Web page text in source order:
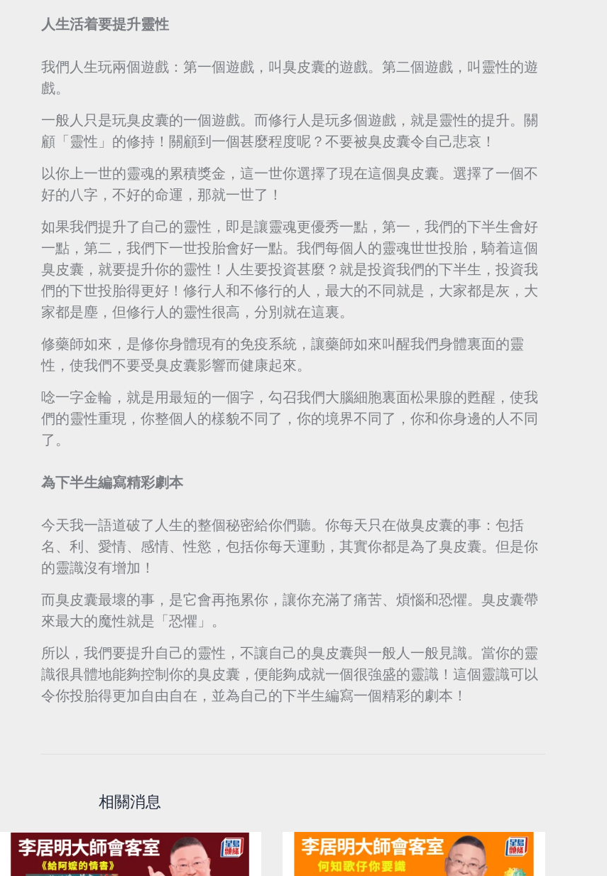
人生活着要提升靈性
我們人生玩兩個遊戲：第一個遊戲，叫臭皮囊的遊戲。第二個遊戲，叫靈性的遊
戲。
一般人只是玩臭皮囊的一個遊戲。而修行人是玩多個遊戲，就是靈性的提升。關
顧「靈性」的修持！關顧到一個甚麼程度呢？不要被臭皮囊令自己悲哀！
以你上一世的靈魂的累積獎金，這一世你選擇了現在這個臭皮囊。選擇了一個不
好的八字，不好的命運，那就一世了！
如果我們提升了自己的靈性，即是讓靈魂更優秀一點，第一，我們的下半生會好
一點，第二，我們下一世投胎會好一點。我們每個人的靈魂世世投胎，騎着這個
臭皮囊，就要提升你的靈性！人生要投資甚麼？就是投資我們的下半生，投資我
們的下世投胎得更好！修行人和不修行的人，最大的不同就是，大家都是灰，大
家都是塵，但修行人的靈性很高，分別就在這裏。
修藥師如來，是修你身體現有的免疫系統，讓藥師如來叫醒我們身體裏面的靈
性，使我們不要受臭皮囊影響而健康起來。
唸一字金輪，就是用最短的一個字，勾召我們大腦細胞裏面松果腺的甦醒，使我
們的靈性重現，你整個人的樣貌不同了，你的境界不同了，你和你身邊的人不同
了。
為下半生編寫精彩劇本
今天我一語道破了人生的整個秘密給你們聽。你每天只在做臭皮囊的事：包括
名、利、愛情、感情、性慾，包括你每天運動，其實你都是為了臭皮囊。但是你
的靈識沒有增加！
而臭皮囊最壞的事，是它會再拖累你，讓你充滿了痛苦、煩惱和恐懼。臭皮囊帶
來最大的魔性就是「恐懼」。
所以，我們要提升自己的靈性，不讓自己的臭皮囊與一般人一般見識。當你的靈
識很具體地能夠控制你的臭皮囊，便能夠成就一個很強盛的靈識！這個靈識可以
令你投胎得更加自由自在，並為自己的下半生編寫一個精彩的劇本！
相關消息